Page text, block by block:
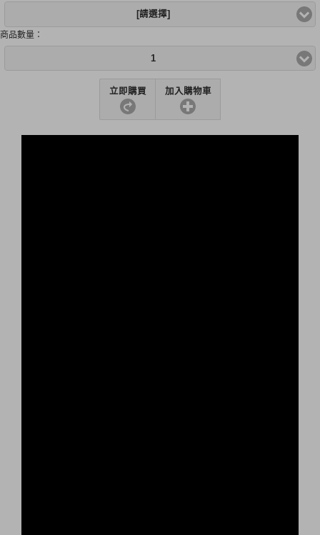
[請選擇]
商品數量：
1
立即購買 加入購物車